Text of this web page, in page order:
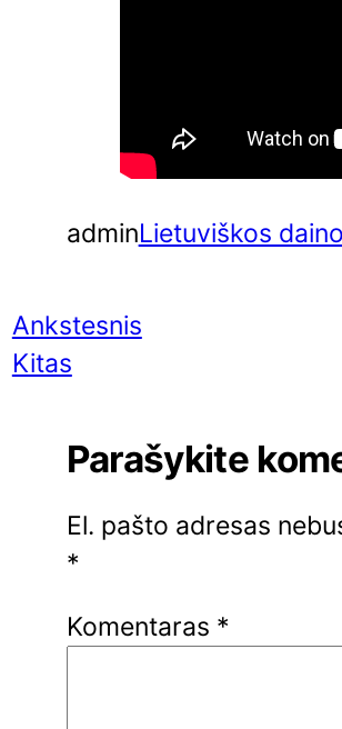
adminLietuviškos
Ankstesnis
Kitas
Parašykite
El. pašto adresas
*
Komentaras *